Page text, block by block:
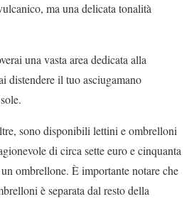
ma una delicata tonalità
una vasta area dedicata alla
distendere il tuo asciugamano
sono disponibili lettini e ombrelloni
di circa sette euro e cinquanta
ombrellone. È importante notare che
è separata dal resto della